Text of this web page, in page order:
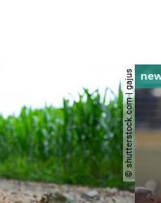
© shutterstock.com | gajus